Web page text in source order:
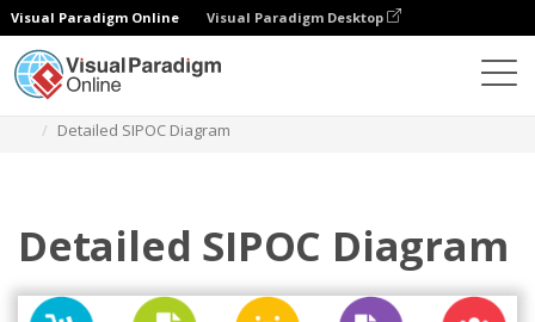
Visual Paradigm Online Visual Paradigm Desktop
Detailed SIPOC Diagram
Detailed SIPOC Diagram